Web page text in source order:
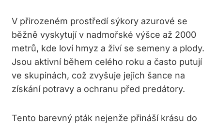
V přirozeném prostředí sýkory azurové se
běžně vyskytují v nadmořské výšce až 2000
metrů, kde loví hmyz a živí se semeny a plody.
Jsou aktivní během celého roku a často putují
ve skupinách, což zvyšuje jejich šance na
získání potravy a ochranu před predátory.
Tento barevný pták nejenže přináší krásu do